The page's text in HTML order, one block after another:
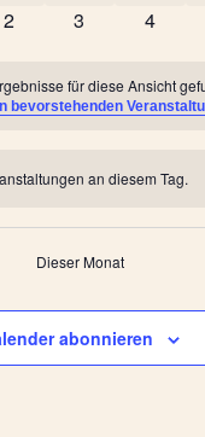
0 Veranstaltungen
2 0
3 0
4
für diese Ansicht
bevorstehenden
an diesem Tag.
Dieser Monat
abonnieren